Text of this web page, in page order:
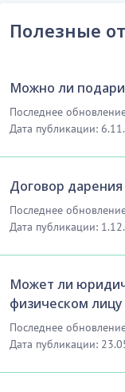
Полезные
Можно ли
Последнее
Дата публикации:
Договор
Последнее
Дата публикации:
Может ли
физическом
Последнее
Дата публикации: